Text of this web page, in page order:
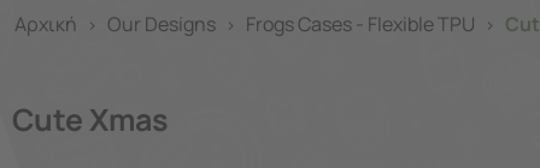
Αρχική > Our Designs > Frogs Cases - Flexible TPU >
Cute Xmas